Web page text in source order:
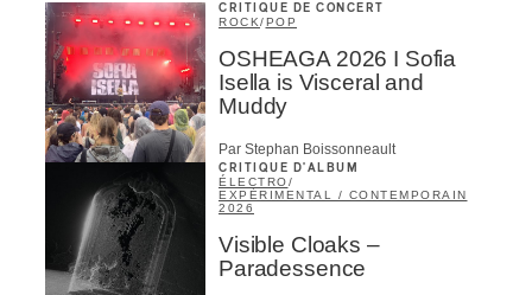
CRITIQUE DE CONCERT
ROCK/POP
OSHEAGA 2026 I Sofia
Isella is Visceral and
Muddy
Par Stephan Boissonneault
CRITIQUE D'ALBUM
ÉLECTRO/
EXPÉRIMENTAL / CONTEMPORAIN
2026
Visible Cloaks –
Paradessence